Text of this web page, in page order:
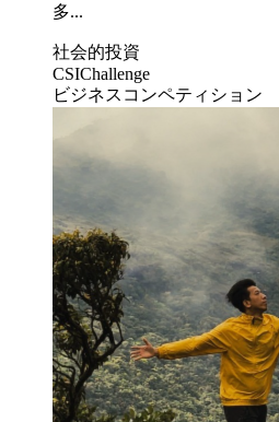
多...
社会的投資
CSIChallenge
ビジネスコンペティション